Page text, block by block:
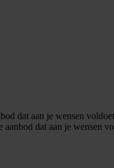
dat aan je wensen
dat aan je wensen